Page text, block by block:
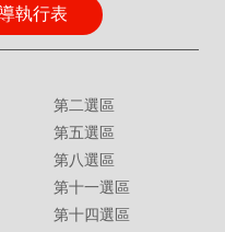
執行表
第二選區
第五選區
第八選區
第十一選區
第十四選區